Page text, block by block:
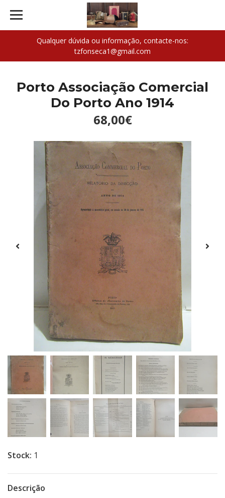
Qualquer dúvida ou informação, contacte-nos:
tzfonseca1@gmail.com
Porto Associação Comercial
Do Porto Ano 1914
68,00€
Stock: 1
Descrição